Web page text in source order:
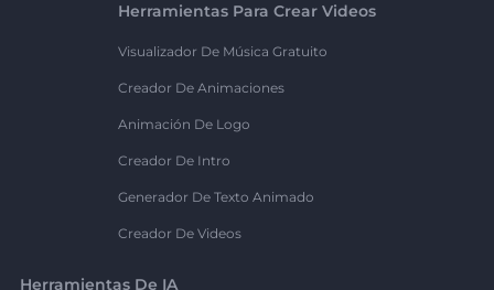
Herramientas Para Crear Videos
Visualizador De Música Gratuito
Creador De Animaciones
Animación De Logo
Creador De Intro
Generador De Texto Animado
Creador De Videos
Herramientas De IA